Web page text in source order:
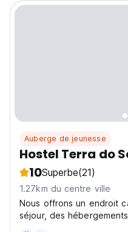
Auberge de jeunesse
Hostel Terra do
10Superbe(21)
1.27km du centre ville
Nous offrons un endroit
séjour, des